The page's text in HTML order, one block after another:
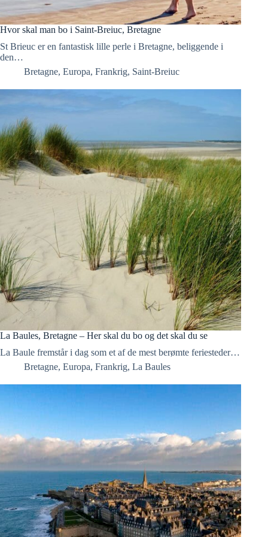
Hvor skal man bo i Saint-Breiuc, Bretagne
St Brieuc er en fantastisk lille perle i Bretagne, beliggende i
den…
Bretagne, Europa, Frankrig, Saint-Breiuc
La Baules, Bretagne – Her skal du bo og det skal du se
La Baule fremstår i dag som et af de mest berømte feriesteder…
Bretagne, Europa, Frankrig, La Baules